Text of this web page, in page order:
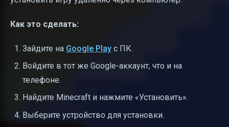
Как это сделать:
Зайдите на Google Play с ПК.
Войдите в тот же Google-аккаунт, что и на
телефоне.
Найдите Minecraft и нажмите «Установить».
Выберите устройство для установки.